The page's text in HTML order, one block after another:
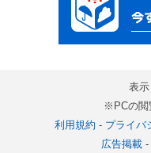
表示
※PCの閲
利用規約 - プライバ
広告掲載-